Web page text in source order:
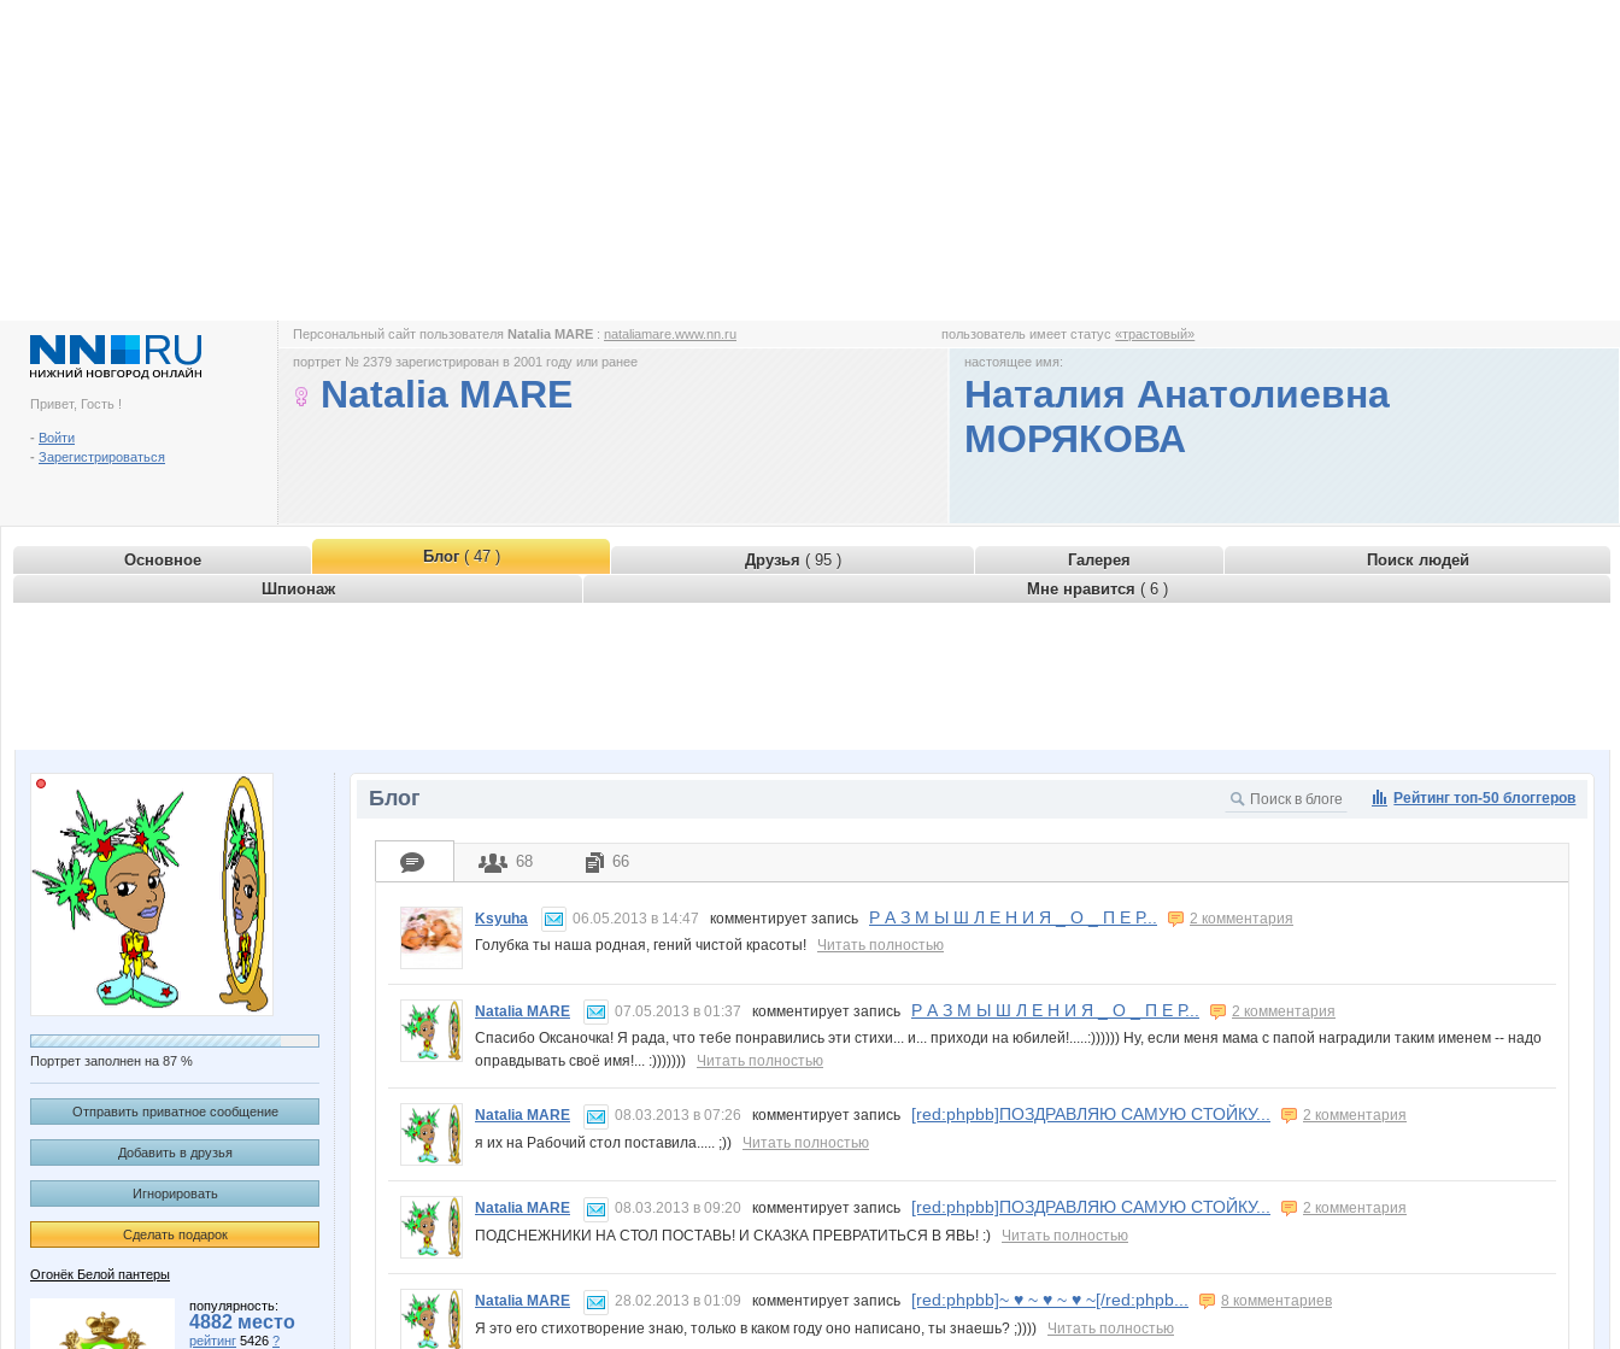
Привет, Гость !
- Войти
- Зарегистрироваться
Персональный сайт пользователя Natalia MARE : nataliamare.www.nn.ru пользователь имеет статус«трастовый»
портрет № 2379 зарегистрирован в 2001 году или ранее
Natalia MARE
настоящее имя:
Наталия Анатолиевна
МОРЯКОВА
Основное Блог( 47 ) Друзья ( 95 ) Галерея
Поиск людей
Шпионаж
Мне нравится ( 6 )
Портрет заполнен на 87 %
Отправить приватное сообщение
Добавить в друзья
Игнорировать
Сделать подарок
Огонёк Белой пантеры
популярность:
4882 место
рейтинг 5426 ?
Рейтинг топ-50 блоггеров
Блог
68 66
Ksyuha 06.05.2013 в 14:47 комментирует запись Р А З М Ы Ш Л Е Н И Я _ О _ П Е Р...
2 комментария
Голубка ты наша родная, гений чистой красоты! Читать полностью
Natalia MARE 07.05.2013 в 01:37 комментирует запись Р А З М Ы Ш Л Е Н И Я _ О _ П Е Р...
2 комментария
Спасибо Оксаночка! Я рада, что тебе понравились эти стихи... и... приходи на юбилей!.....:)))))) Ну, если меня мама с папой наградили таким именем -- надо
оправдывать своё имя!... :))))))) Читать полностью
Natalia MARE 08.03.2013 в 07:26 комментирует запись [red:phpbb]ПОЗДРАВЛЯЮ САМУЮ СТОЙКУ...
2 комментария
я их на Рабочий стол поставила..... ;)) Читать полностью
Natalia MARE 08.03.2013 в 09:20 комментирует запись [red:phpbb]ПОЗДРАВЛЯЮ САМУЮ СТОЙКУ...
2 комментария
ПОДСНЕЖНИКИ НА СТОЛ ПОСТАВЬ! И СКАЗКА ПРЕВРАТИТЬСЯ В ЯВЬ! :) Читать полностью
Natalia MARE 28.02.2013 в 01:09 комментирует запись [red:phpbb]~ ♥ ~ ♥ ~ ♥ ~[/red:phpb...
8 комментариев
Я это его стихотворение знаю, только в каком году оно написано, ты знаешь? ;)))) Читать полностью